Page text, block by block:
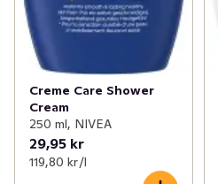
Creme Care Shower
Cream
250 ml, NIVEA
29,95 kr
119,80 kr /l